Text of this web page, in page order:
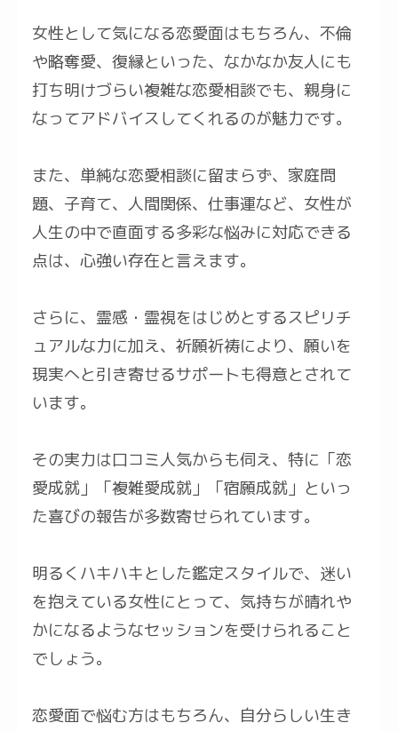
女性として気になる恋愛面はもちろん、不倫
や略奪愛、復縁といった、なかなか友人にも
打ち明けづらい複雑な恋愛相談でも、親身に
なってアドバイスしてくれるのが魅力です。
また、単純な恋愛相談に留まらず、家庭問
題、子育て、人間関係、仕事運など、女性が
人生の中で直面する多彩な悩みに対応できる
点は、心強い存在と言えます。
さらに、霊感・霊視をはじめとするスピリチ
ュアルな力に加え、祈願祈祷により、願いを
現実へと引き寄せるサポートも得意とされて
います。
その実力は口コミ人気からも伺え、特に「恋
愛成就」「複雑愛成就」「宿願成就」といっ
た喜びの報告が多数寄せられています。
明るくハキハキとした鑑定スタイルで、迷い
を抱えている女性にとって、気持ちが晴れや
かになるようなセッションを受けられること
でしょう。
恋愛面で悩む方はもちろん、自分らしい生き